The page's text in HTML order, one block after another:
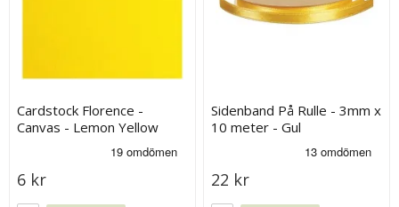
Cardstock Florence -
Canvas - Lemon Yellow
6 kr
Sidenband På Rulle - 3mm x
10 meter - Gul
22 kr